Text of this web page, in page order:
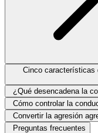
Cinco características
¿Qué desencadena la
Cómo controlar la
Convertir la agresión
Preguntas frecuentes